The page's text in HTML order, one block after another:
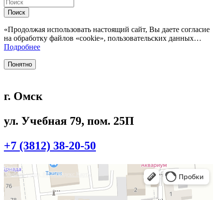
Поиск
«Продолжая использовать настоящий сайт, Вы даете согласие
на обработку файлов «cookie», пользовательских данных…
Подробнее
Понятно
г. Омск
ул. Учебная 79, пом. 25П
+7 (3812) 38-20-50
Омск
Учебная улица, 86 — Яндекс.Карты